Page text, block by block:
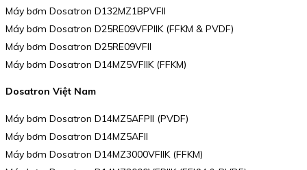
Máy bơm Dosatron D132MZ1BPVFII
Máy bơm Dosatron D25RE09VFPIIK (FFKM & PVDF)
Máy bơm Dosatron D25RE09VFII
Máy bơm Dosatron D14MZ5VFIIK (FFKM)
Dosatron Việt Nam
Máy bơm Dosatron D14MZ5AFPII (PVDF)
Máy bơm Dosatron D14MZ5AFII
Máy bơm Dosatron D14MZ3000VFIIK (FFKM)